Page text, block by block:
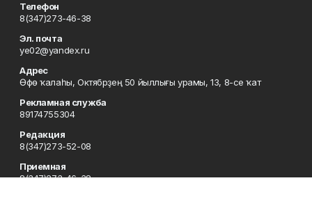
Телефон
8(347)273-46-38
Эл. почта
ye02@yandex.ru
Адрес
Өфө ҡалаһы, Октябрҙең 50 йыллығы урамы, 13, 8-се ҡат
Рекламная служба
89174755304
Редакция
8(347)273-52-08
Приемная
8(347)273-46-38